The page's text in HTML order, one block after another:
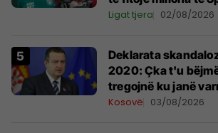
Ligat tjera 02/08/2026
​Deklarata
2020: Çka t'u
tregojnë ku janë
në Serbi
Kosovë 03/08/2026